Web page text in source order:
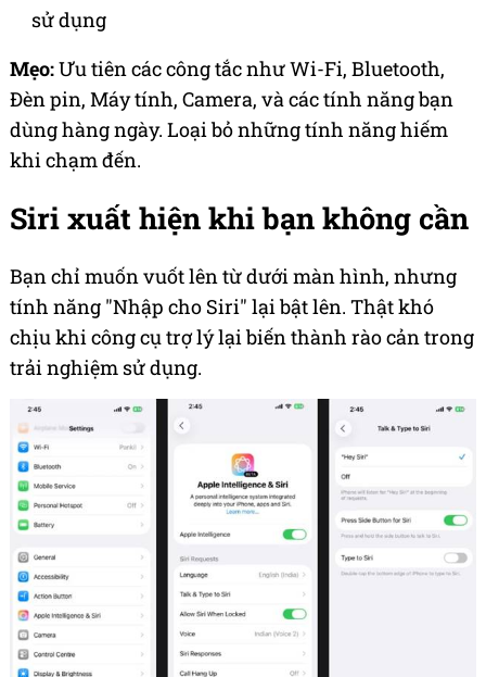
sử dụng
Mẹo:Ưu tiên các công tắc như Wi-Fi, Bluetooth,
Đèn pin, Máy tính, Camera, và các tính năng bạn
dùng hàng ngày. Loại bỏ những tính năng hiếm
khi chạm đến.
Siri xuất hiện khi bạn không cần
Bạn chỉ muốn vuốt lên từ dưới màn hình, nhưng
tính năng "Nhập cho Siri" lại bật lên. Thật khó
chịu khi công cụ trợ lý lại biến thành rào cản trong
trải nghiệm sử dụng.